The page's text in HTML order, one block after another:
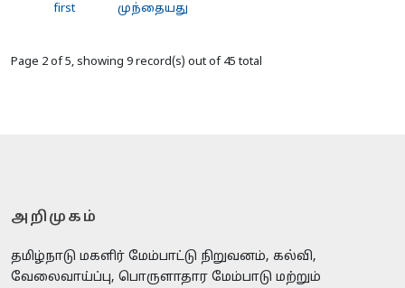
first
முந்தையது
Page 2 of 5, showing 9 record(s) out of 45 total
அறிமுகம்
தமிழ்நாடு மகளிர் மேம்பாட்டு நிறுவனம், கல்வி,
வேலைவாய்ப்பு, பொருளாதார மேம்பாடு மற்றும்